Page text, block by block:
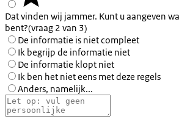
Dat vinden wij jammer. Kunt u aangeven
bent?(vraag 2 van 3)
De informatie is niet compleet
Ik begrijp de informatie niet
De informatie klopt niet
Ik ben het niet eens met deze regels
Anders, namelijk...